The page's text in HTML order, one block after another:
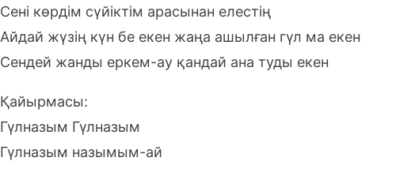
Сені көрдім сүйіктім арасынан елестің
Айдай жүзің күн бе екен жаңа ашылған гүл ма екен
Сендей жанды еркем-ау қандай ана туды екен
Қайырмасы:
Гүлназым Гүлназым
Гүлназым назымым-ай